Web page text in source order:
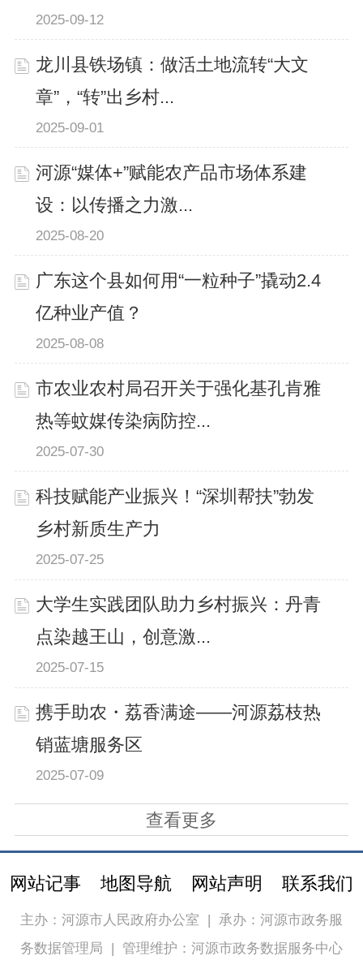
2025-09-12
龙川县铁场镇：做活土地流转“大文
章”，“转”出乡村...
2025-09-01
河源“媒体+”赋能农产品市场体系建
设：以传播之力激...
2025-08-20
广东这个县如何用“一粒种子”撬动2.4
亿种业产值？
2025-08-08
市农业农村局召开关于强化基孔肯雅
热等蚊媒传染病防控...
2025-07-30
科技赋能产业振兴！“深圳帮扶”勃发
乡村新质生产力
2025-07-25
大学生实践团队助力乡村振兴：丹青
点染越王山，创意激...
2025-07-15
携手助农・荔香满途——河源荔枝热
销蓝塘服务区
2025-07-09
查看更多
网站记事 地图导航 网站声明 联系我们
主办：河源市人民政府办公室
承办：河源市政务服
务数据管理局
管理维护：河源市政务数据服务中心